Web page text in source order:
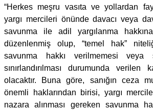
“Herkes meşru vasıta ve yollardan
yargı mercileri önünde davacı veya
savunma ile adil yargılanma
düzenlenmiş olup, “temel hak”
savunma hakkı verilmemesi veya
sınırlandırılması durumunda verilen
olacaktır. Buna göre, sanığın ceza
önemli haklarından birisi, yargı
nazara alınması gereken savunma